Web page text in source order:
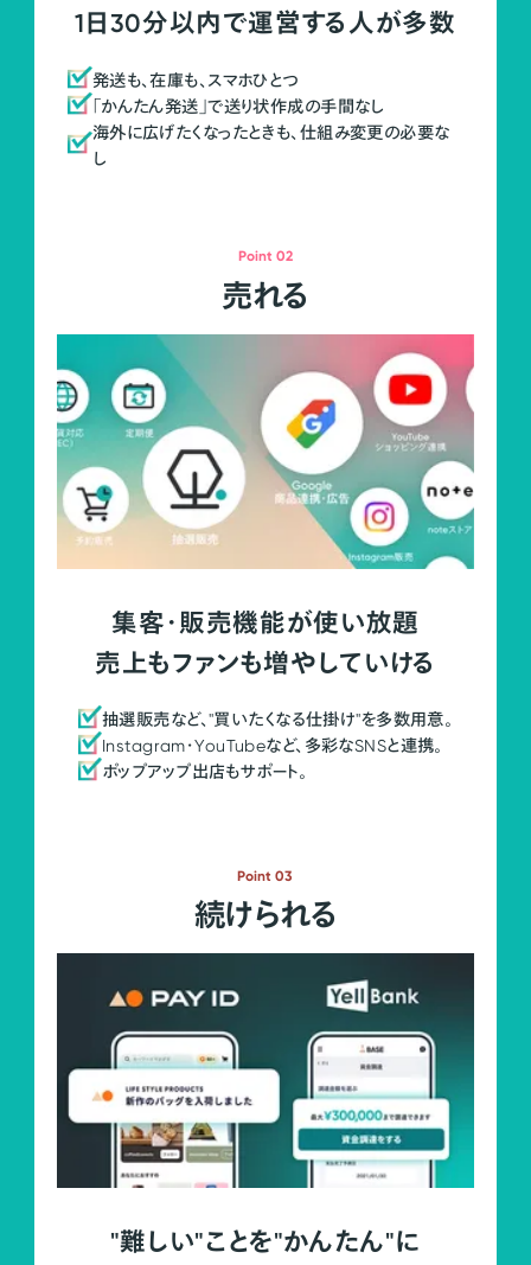
1日30分以内で運営する人が多数
発送も、在庫も、スマホひとつ
「かんたん発送」で送り状作成の手間なし
海外に広げたくなったときも、仕組み変更の必要な
し
Point 02
売れる
集客・販売機能が使い放題
売上もファンも増やしていける
抽選販売など、"買いたくなる仕掛け"を多数用意。
Instagram・YouTubeなど、多彩なSNSと連携。
ポップアップ出店もサポート。
Point 03
続けられる
"難しい"ことを"かんたん"に